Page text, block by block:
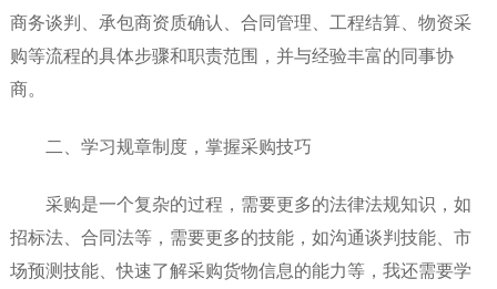
商务谈判、承包商资质确认、合同管理、工程结算、物资采
购等流程的具体步骤和职责范围，并与经验丰富的同事协
商。
二、学习规章制度，掌握采购技巧
采购是一个复杂的过程，需要更多的法律法规知识，如
招标法、合同法等，需要更多的技能，如沟通谈判技能、市
场预测技能、快速了解采购货物信息的能力等，我还需要学